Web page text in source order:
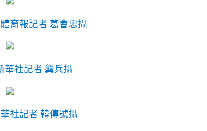
育報記者 葛會忠攝
華社記者 龔兵攝
社記者 韓傳號攝